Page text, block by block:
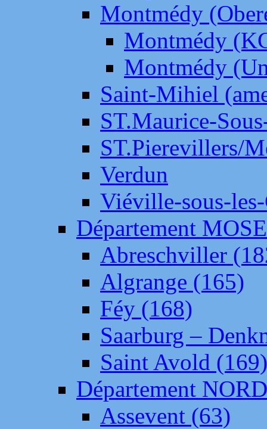
Montmédy
Montmédy
Montmédy
Saint-Mihiel
ST.Maurice-
ST.Pierevillers/
Verdun
Viéville-sous-
Département
Abreschviller
Algrange (165)
Féy (168)
Saarburg –
Saint Avold (169)
Département NORD
Assevent (63)